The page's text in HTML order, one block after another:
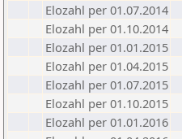
Elozahl per 01.07.2014
Elozahl per 01.10.2014
Elozahl per 01.01.2015
Elozahl per 01.04.2015
Elozahl per 01.07.2015
Elozahl per 01.10.2015
Elozahl per 01.01.2016